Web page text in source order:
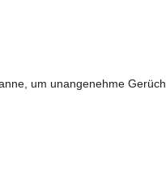
um unangenehme